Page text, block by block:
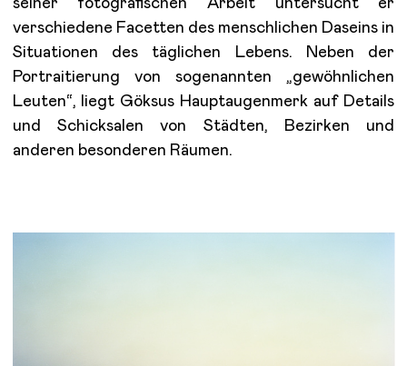
seiner fotografischen Arbeit untersucht er
verschiedene Facetten des menschlichen Daseins in
Situationen des täglichen Lebens. Neben der
Portraitierung von sogenannten „gewöhnlichen
Leuten“, liegt Göksus Hauptaugenmerk auf Details
und Schicksalen von Städten, Bezirken und
anderen besonderen Räumen.